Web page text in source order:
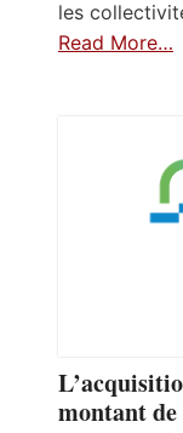
les
Read More…
montant